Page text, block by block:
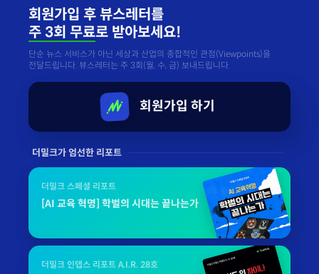
회원가입 후 뷰스레터를
주 3회 무료로 받아보세요!
단순 뉴스 서비스가 아닌 세상과 산업의 종합적인 관점(Viewpoints)을
전달드립니다. 뷰스레터는 주 3회(월, 수, 금) 보내드립니다.
회원가입 하기
더밀크가 엄선한 리포트
더밀크 스페셜 리포트
[AI 교육 혁명] 학벌의 시대는 끝나는가
더밀크 인뎁스 리포트 A.I.R. 28호